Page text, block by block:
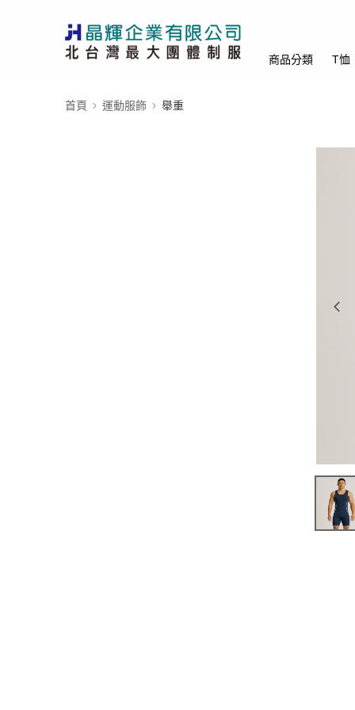
商品分類 T恤
首頁 運動服飾 舉重